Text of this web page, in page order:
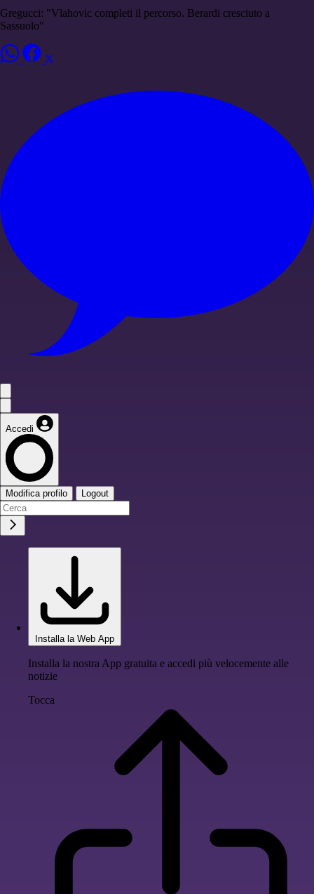
Gregucci: "Vlahovic completi il percorso. Berardi cresciuto a
Sassuolo"
Accedi
Modifica profilo Logout
Installa la Web App
Installa la nostra App gratuita e accedi più velocemente alle
notizie
Tocca